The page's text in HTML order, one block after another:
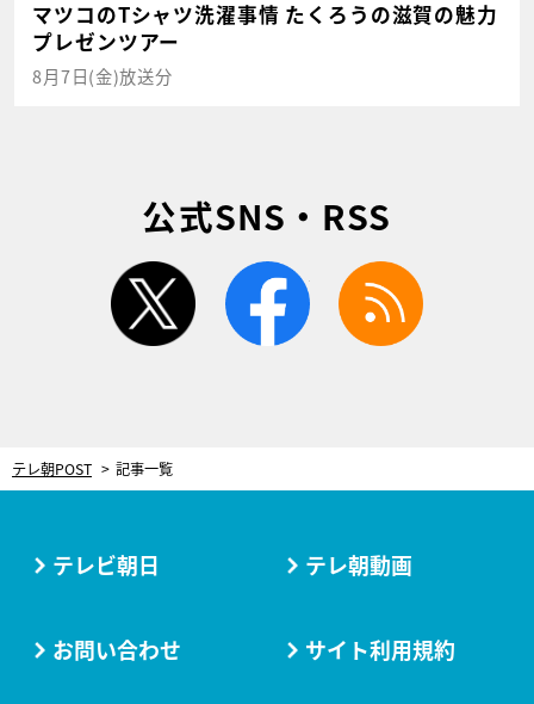
マツコのTシャツ洗濯事情 たくろうの滋賀の魅力
プレゼンツアー
8月7日(金)放送分
公式SNS・RSS
twitter facebook
テレ朝POST 記事一覧
テレビ朝日 テレ朝動画
お問い合わせ サイト利用規約